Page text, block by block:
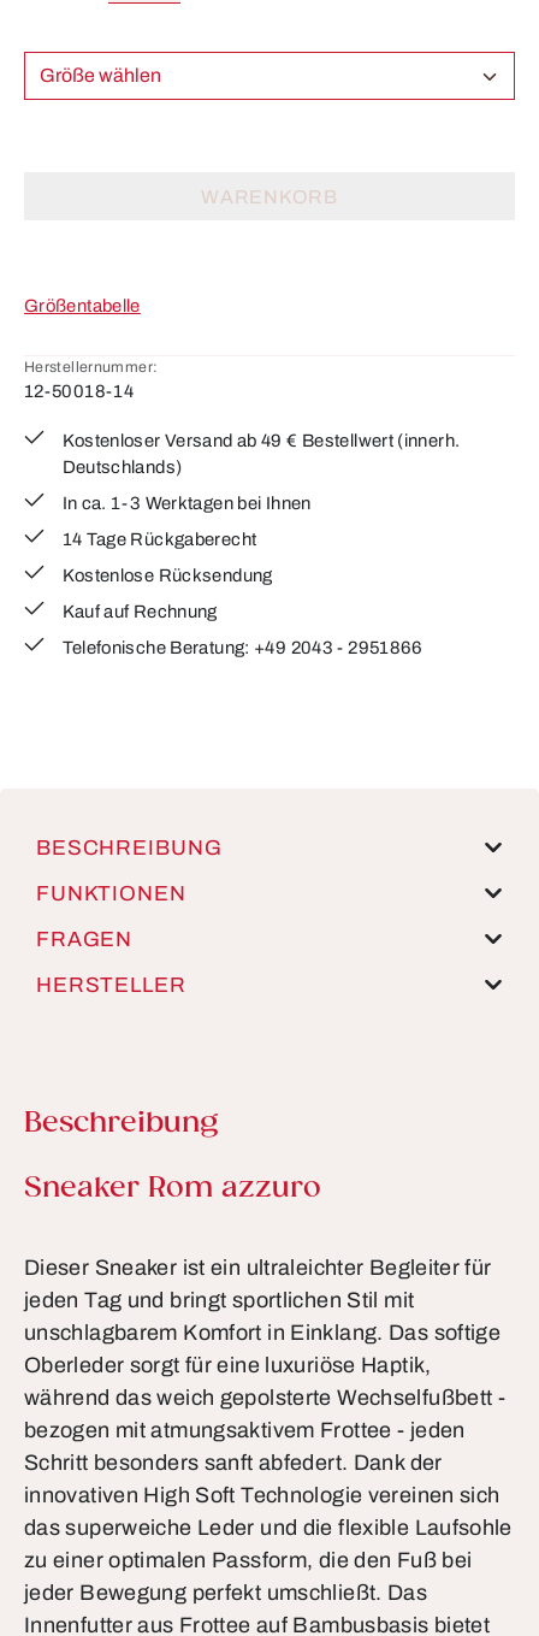
Größe wählen
WARENKORB
Größentabelle
Herstellernummer:
12-50018-14
Kostenloser Versand ab 49 € Bestellwert (innerh.
Deutschlands)
In ca. 1-3 Werktagen bei Ihnen
14 Tage Rückgaberecht
Kostenlose Rücksendung
Kauf auf Rechnung
Telefonische Beratung: +49 2043 - 2951866
BESCHREIBUNG
FUNKTIONEN
FRAGEN
HERSTELLER
Beschreibung
Produktinformationen
Sneaker Rom azzuro
Dieser Sneaker ist ein ultraleichter Begleiter für
jeden Tag und bringt sportlichen Stil mit
unschlagbarem Komfort in Einklang. Das softige
Oberleder sorgt für eine luxuriöse Haptik,
während das weich gepolsterte Wechselfußbett -
bezogen mit atmungsaktivem Frottee - jeden
Schritt besonders sanft abfedert. Dank der
innovativen High Soft Technologie vereinen sich
das superweiche Leder und die flexible Laufsohle
zu einer optimalen Passform, die den Fuß bei
jeder Bewegung perfekt umschließt. Das
Innenfutter aus Frottee auf Bambusbasis bietet